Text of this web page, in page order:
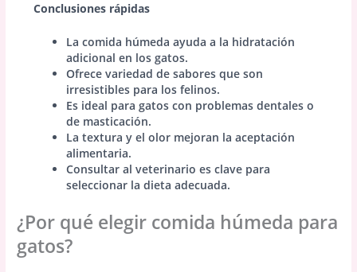
Conclusiones rápidas
La comida húmeda ayuda a la hidratación
adicional en los gatos.
Ofrece variedad de sabores que son
irresistibles para los felinos.
Es ideal para gatos con problemas dentales o
de masticación.
La textura y el olor mejoran la aceptación
alimentaria.
Consultar al veterinario es clave para
seleccionar la dieta adecuada.
¿Por qué elegir comida húmeda para
gatos?